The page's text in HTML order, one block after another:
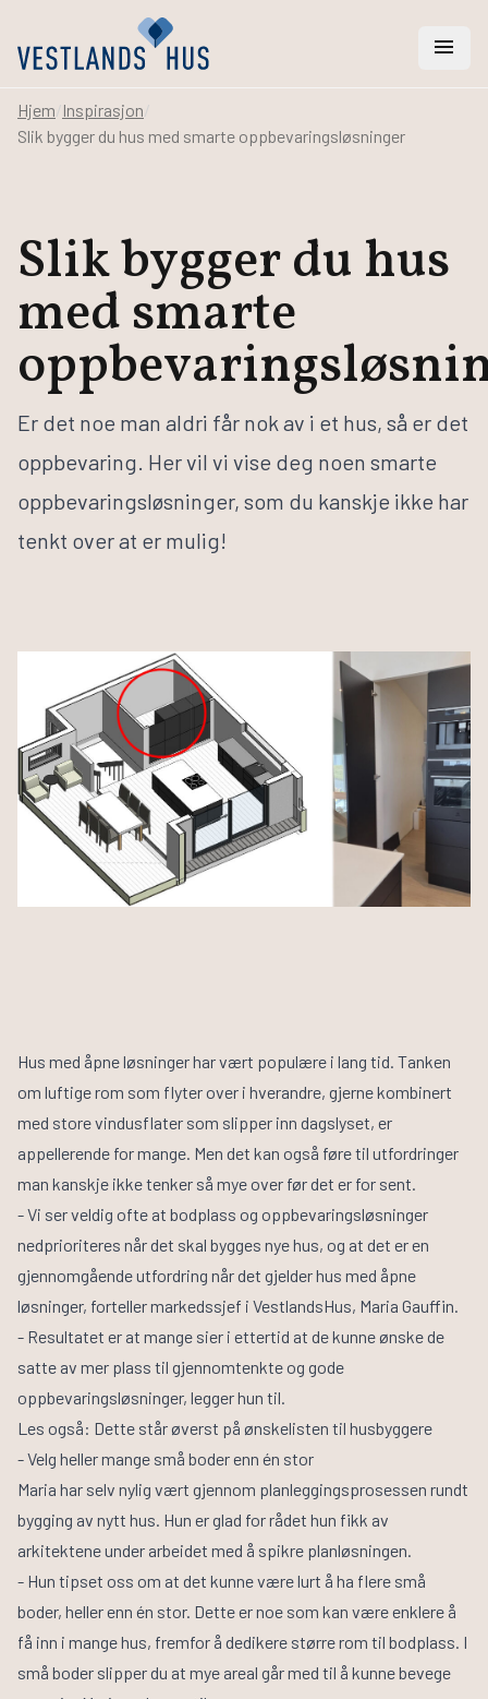
menu
Hus
Rehabilitering
Arkitekt- og ingeniørtjenester
Svanemerket hus
Bygge hus
Husbyggerguiden
Byggeprosessen
Finn informasjon
Finn forhandler
Bli forhandler
Om VestlandsHus
Våre ansatte
Visjon og verdier
Jobb med oss
Hjem Inspirasjon
Slik bygger du hus med smarte oppbevaringsløsninger
Slik bygger du hus
med smarte
Er det noe man aldri får nok av i et hus, så er det
oppbevaring. Her vil vi vise deg noen smarte
oppbevaringsløsninger, som du kanskje ikke har
tenkt over at er mulig!
Hus med åpne løsninger har vært populære i lang tid. Tanken
om luftige rom som flyter over i hverandre, gjerne kombinert
med store vindusflater som slipper inn dagslyset, er
appellerende for mange. Men det kan også føre til utfordringer
man kanskje ikke tenker så mye over før det er for sent.
- Vi ser veldig ofte at bodplass og oppbevaringsløsninger
nedprioriteres når det skal bygges nye hus, og at det er en
gjennomgående utfordring når det gjelder hus med åpne
løsninger, forteller markedssjef i VestlandsHus, Maria Gauffin.
- Resultatet er at mange sier i ettertid at de kunne ønske de
satte av mer plass til gjennomtenkte og gode
oppbevaringsløsninger, legger hun til.
Les også: Dette står øverst på ønskelisten til husbyggere
- Velg heller mange små boder enn én stor
Maria har selv nylig vært gjennom planleggingsprosessen rundt
bygging av nytt hus. Hun er glad for rådet hun fikk av
arkitektene under arbeidet med å spikre planløsningen.
- Hun tipset oss om at det kunne være lurt å ha flere små
boder, heller enn én stor. Dette er noe som kan være enklere å
få inn i mange hus, fremfor å dedikere større rom til bodplass. I
små boder slipper du at mye areal går med til å kunne bevege